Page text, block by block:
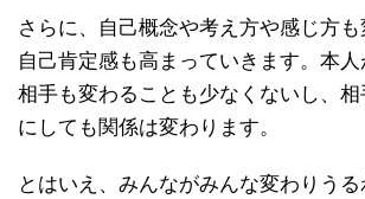
さらに、自己概念や考え方や感じ方も
自己肯定感も高まっていきます。本
相手も変わることも少なくないし、
にしても関係は変わります。
とはいえ、みんながみんな変わりうる